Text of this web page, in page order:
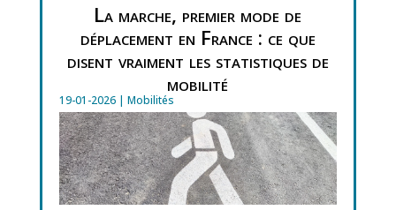
La marche, premier mode de
déplacement en France : ce que
disent vraiment les statistiques de
mobilité
19-01-2026| Mobilités